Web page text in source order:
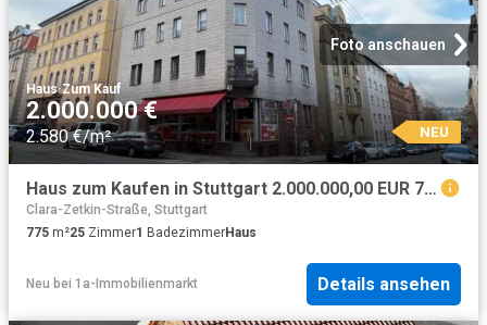
Foto anschauen
Haus·Zum Kauf
2.000.000 €
2.580 €/m² NEU
Haus zum Kaufen in Stuttgart 2.000.000,00 EUR 775 m²
Clara-Zetkin-Straße, Stuttgart
775 m²25 Zimmer1 BadezimmerHaus
Neu bei 1a-Immobilienmarkt Details ansehen